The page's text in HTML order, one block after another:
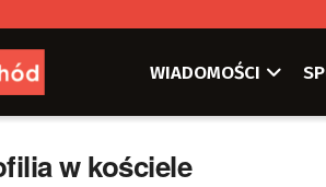
WIADOMOŚCI
w kościele